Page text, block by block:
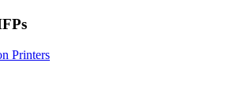
Printers